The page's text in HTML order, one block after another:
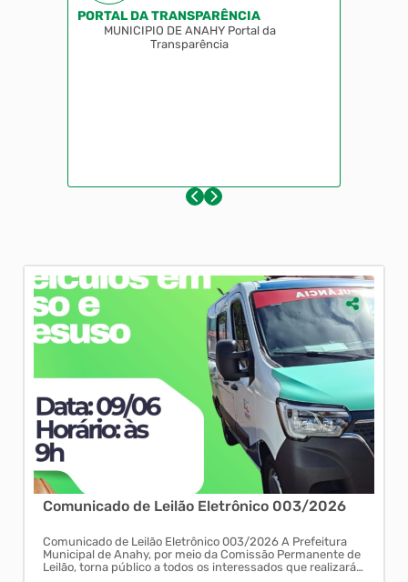
PORTAL DA TRANSPARÊNCIA
MUNICIPIO DE ANAHY Portal da
Transparência
Comunicado de Leilão Eletrônico 003/2026
Comunicado de Leilão Eletrônico 003/2026 A Prefeitura
Municipal de Anahy, por meio da Comissão Permanente de
Leilão, torna público a todos os interessados que realizará